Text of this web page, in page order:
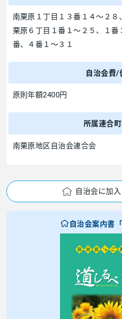
南栗原１丁目１３番１４～２
栗原６丁目１番１～２５、１番
番、４番１～３１
自治会費/
原則年額2400円
所属連合
南栗原地区自治会連合会
自治会に加
自治会案内書